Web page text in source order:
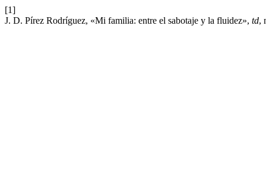
[1]
J. D. Pírez Rodríguez, «Mi familia: entre el sabotaje y la fluidez», td,